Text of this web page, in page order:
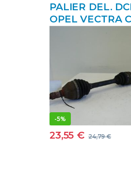
PALIER DEL.
OPEL VECTRA C
DELANTERO
DERECHO
TRASMISION
-5%
23,55 € 24,79€